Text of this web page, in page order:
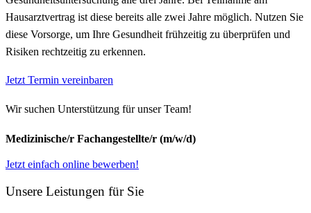
Hausarztvertrag ist diese bereits alle zwei Jahre möglich. Nutzen Sie
diese Vorsorge, um Ihre Gesundheit frühzeitig zu überprüfen und
Risiken rechtzeitig zu erkennen.
Jetzt Termin vereinbaren
Wir suchen Unterstützung für unser Team!
Medizinische/r Fachangestellte/r (m/w/d)
Jetzt einfach online bewerben!
Unsere Leistungen für Sie